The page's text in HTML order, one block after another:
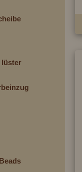
lüster